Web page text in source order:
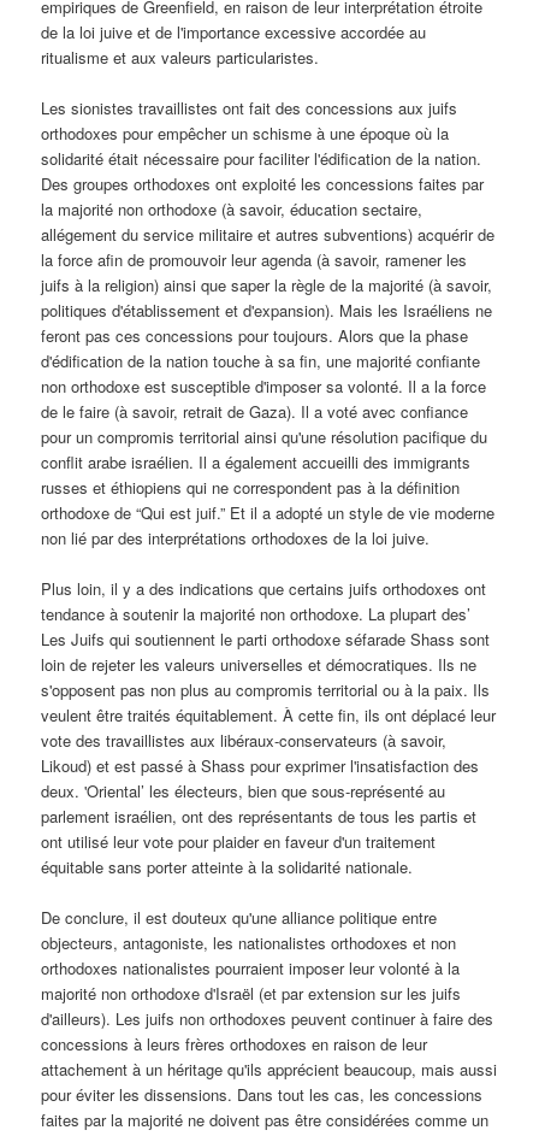
empiriques de Greenfield, en raison de leur interprétation étroite
de la loi juive et de l'importance excessive accordée au
ritualisme et aux valeurs particularistes.
Les sionistes travaillistes ont fait des concessions aux juifs
orthodoxes pour empêcher un schisme à une époque où la
solidarité était nécessaire pour faciliter l'édification de la nation.
Des groupes orthodoxes ont exploité les concessions faites par
la majorité non orthodoxe (à savoir, éducation sectaire,
allégement du service militaire et autres subventions) acquérir de
la force afin de promouvoir leur agenda (à savoir, ramener les
juifs à la religion) ainsi que saper la règle de la majorité (à savoir,
politiques d'établissement et d'expansion). Mais les Israéliens ne
feront pas ces concessions pour toujours. Alors que la phase
d'édification de la nation touche à sa fin, une majorité confiante
non orthodoxe est susceptible d'imposer sa volonté. Il a la force
de le faire (à savoir, retrait de Gaza). Il a voté avec confiance
pour un compromis territorial ainsi qu'une résolution pacifique du
conflit arabe israélien. Il a également accueilli des immigrants
russes et éthiopiens qui ne correspondent pas à la définition
orthodoxe de “Qui est juif.” Et il a adopté un style de vie moderne
non lié par des interprétations orthodoxes de la loi juive.
Plus loin, il y a des indications que certains juifs orthodoxes ont
tendance à soutenir la majorité non orthodoxe. La plupart des’
Les Juifs qui soutiennent le parti orthodoxe séfarade Shass sont
loin de rejeter les valeurs universelles et démocratiques. Ils ne
s'opposent pas non plus au compromis territorial ou à la paix. Ils
veulent être traités équitablement. À cette fin, ils ont déplacé leur
vote des travaillistes aux libéraux-conservateurs (à savoir,
Likoud) et est passé à Shass pour exprimer l'insatisfaction des
deux. 'Oriental’ les électeurs, bien que sous-représenté au
parlement israélien, ont des représentants de tous les partis et
ont utilisé leur vote pour plaider en faveur d'un traitement
équitable sans porter atteinte à la solidarité nationale.
De conclure, il est douteux qu'une alliance politique entre
objecteurs, antagoniste, les nationalistes orthodoxes et non
orthodoxes nationalistes pourraient imposer leur volonté à la
majorité non orthodoxe d'Israël (et par extension sur les juifs
d'ailleurs). Les juifs non orthodoxes peuvent continuer à faire des
concessions à leurs frères orthodoxes en raison de leur
attachement à un héritage qu'ils apprécient beaucoup, mais aussi
pour éviter les dissensions. Dans tout les cas, les concessions
faites par la majorité ne doivent pas être considérées comme un